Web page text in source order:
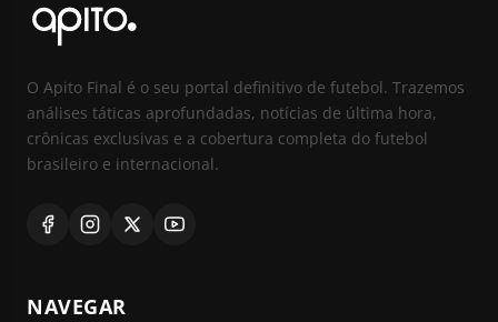
O Apito Final é o seu portal definitivo de futebol. Trazemos
análises táticas aprofundadas, notícias de última hora,
crônicas exclusivas e a cobertura completa do futebol
brasileiro e internacional.
NAVEGAR